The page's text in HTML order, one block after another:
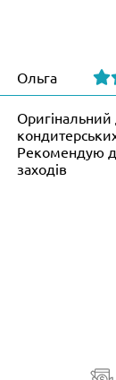
Ольга
Рекомендую
заходів